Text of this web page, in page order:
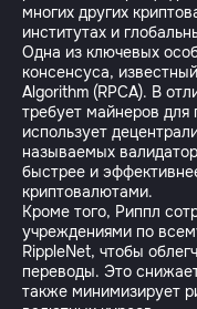
многих других
институтах и
Одна из ключевых
консенсуса,
Algorithm (RPCA). В
требует майнеров для
использует
называемых
быстрее и
криптовалютами.
Кроме того, Риппл
учреждениями по
RippleNet, чтобы
переводы. Это
также минимизирует